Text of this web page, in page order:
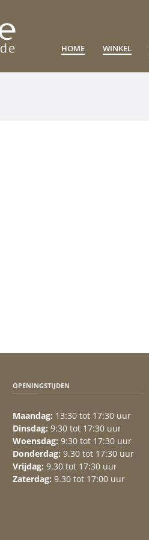
HOME WINKEL
OPENINGSTIJDEN
Maandag: 13:30 tot 17:30 uur
Dinsdag: 9:30 tot 17:30 uur
Woensdag: 9:30 tot 17:30 uur
Donderdag: 9.30 tot 17:30 uur
Vrijdag: 9.30 tot 17:30 uur
Zaterdag: 9.30 tot 17:00 uur